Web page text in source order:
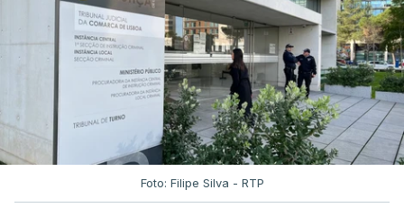
Foto: Filipe Silva - RTP